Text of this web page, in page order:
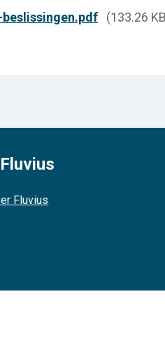
(133.26
Fluvius